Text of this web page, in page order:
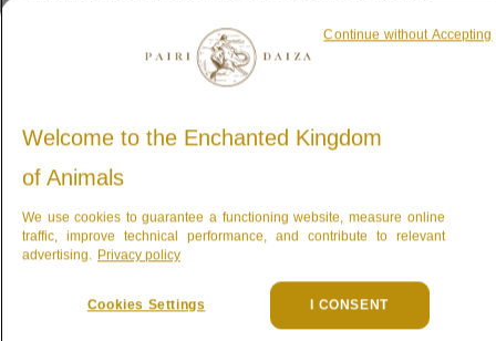
(leerlingen, leerkrachten en begeleidende volwassenen)
het “7 families Pairi Daiza” spel aan.
Welcome to the Enchanted Kingdom
of Animals
We use cookies to guarantee a functioning website, measure online
traffic, improve technical performance, and contribute to relevant
advertising. Privacy policy
Cookies Settings I CONSENT
Continue without Accepting